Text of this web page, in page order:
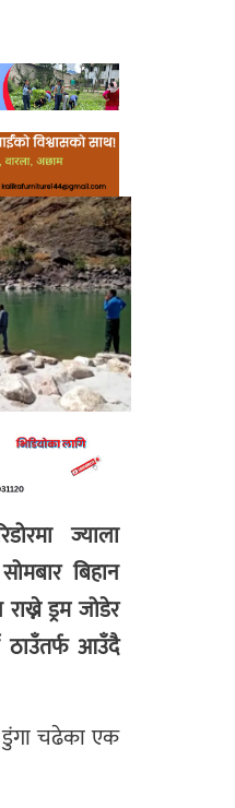
ज्याला
बिहान
ड्रम जोडेर
ठाउँतर्फ आउँदै
डुंगा चढेका एक